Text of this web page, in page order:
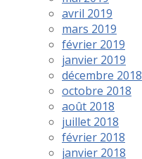
avril 2019
mars 2019
février 2019
janvier 2019
décembre 2018
octobre 2018
août 2018
juillet 2018
février 2018
janvier 2018